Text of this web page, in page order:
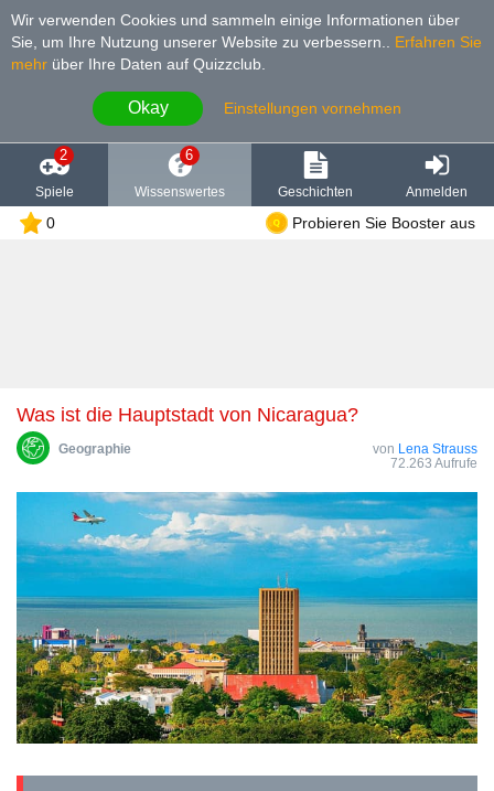
Wir verwenden Cookies und sammeln einige Informationen über
Sie, um Ihre Nutzung unserer Website zu verbessern.
Erfahren Sie
mehr über Ihre Daten auf Quizzclub.
Okay Einstellungen vornehmen
2
Spiele
6
Wissenswertes Geschichten Anmelden
0 Probieren Sie Booster aus
Was ist die Hauptstadt von Nicaragua?
Geographie von Lena Strauss
72.263 Aufrufe